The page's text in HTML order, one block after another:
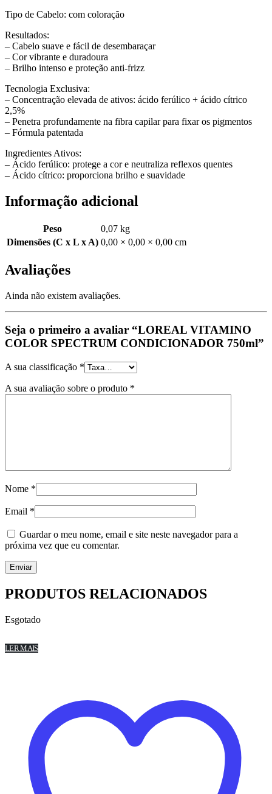
Tipo de Cabelo: com coloração
Resultados:
– Cabelo suave e fácil de desembaraçar
– Cor vibrante e duradoura
– Brilho intenso e proteção anti-frizz
Tecnologia Exclusiva:
– Concentração elevada de ativos: ácido ferúlico + ácido cítrico
2,5%
– Penetra profundamente na fibra capilar para fixar os pigmentos
– Fórmula patentada
Ingredientes Ativos:
– Ácido ferúlico: protege a cor e neutraliza reflexos quentes
– Ácido cítrico: proporciona brilho e suavidade
Informação adicional
Peso
0,07 kg
Dimensões (C x L x A) 0,00 × 0,00 × 0,00 cm
Avaliações
Ainda não existem avaliações.
Seja o primeiro a avaliar “LOREAL VITAMINO
COLOR SPECTRUM CONDICIONADOR 750ml”
A sua classificação *
A sua avaliação sobre o produto *
Nome *
Email *
Guardar o meu nome, email e site neste navegador para a
próxima vez que eu comentar.
PRODUTOS RELACIONADOS
Esgotado
LER MAIS